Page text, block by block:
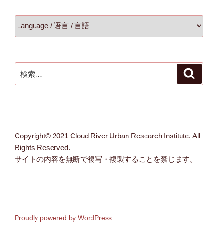
索:
Copyright© 2021 Cloud River Urban Research Institute. All
Rights Reserved.
サイトの内容を無断で複写・複製することを禁じます。
Proudly powered by WordPress